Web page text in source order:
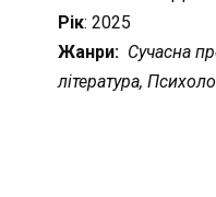
Рік: 2025
Жанри: Сучасна
література,